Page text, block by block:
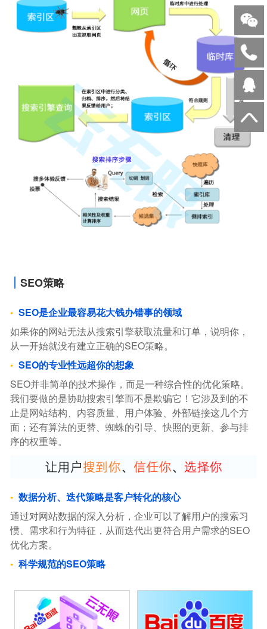
SEO策略
SEO是企业最容易花大钱办错事的领域
如果你的网站无法从搜索引擎获取流量和订单，说明你，
从一开始就没有建立正确的SEO策略。
SEO的专业性远超你的想象
SEO并非简单的技术操作，而是一种综合性的优化策略。
我们要做的是协助搜索引擎而不是欺骗它！它涉及到的不
止是网站结构、内容质量、用户体验、外部链接这几个方
面；还有算法的更替、蜘蛛的引导、快照的更新、参与排
序的权重等。
数据分析、迭代策略是客户转化的核心
通过对网站数据的深入分析，企业可以了解用户的搜索习
惯、需求和行为特征，从而迭代出更符合用户需求的SEO
优化方案。
科学规范的SEO策略